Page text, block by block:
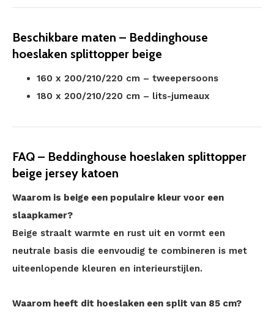
Beschikbare maten – Beddinghouse
hoeslaken splittopper beige
160 x 200/210/220 cm – tweepersoons
180 x 200/210/220 cm – lits-jumeaux
FAQ – Beddinghouse hoeslaken splittopper
beige jersey katoen
Waarom is beige een populaire kleur voor een
slaapkamer?
Beige straalt warmte en rust uit en vormt een
neutrale basis die eenvoudig te combineren is met
uiteenlopende kleuren en interieurstijlen.
Waarom heeft dit hoeslaken een split van 85 cm?